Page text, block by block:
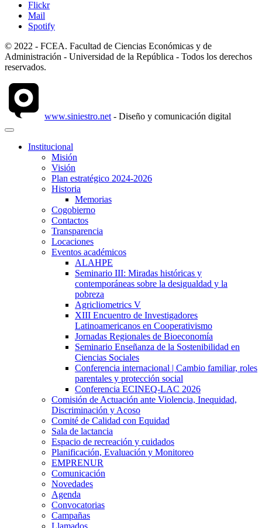
Flickr
Mail
Spotify
© 2022 - FCEA. Facultad de Ciencias Económicas y de
Administración - Universidad de la República - Todos los derechos
reservados.
www.siniestro.net - Diseño y comunicación digital
Institucional
Misión
Visión
Plan estratégico 2024-2026
Historia
Memorias
Cogobierno
Contactos
Transparencia
Locaciones
Eventos académicos
ALAHPE
Seminario III: Miradas históricas y
contemporáneas sobre la desigualdad y la
pobreza
Agricliometrics V
XIII Encuentro de Investigadores
Latinoamericanos en Cooperativismo
Jornadas Regionales de Bioeconomía
Seminario Enseñanza de la Sostenibilidad en
Ciencias Sociales
Conferencia internacional | Cambio familiar, roles
parentales y protección social
Conferencia ECINEQ-LAC 2026
Comisión de Actuación ante Violencia, Inequidad,
Discriminación y Acoso
Comité de Calidad con Equidad
Sala de lactancia
Espacio de recreación y cuidados
Planificación, Evaluación y Monitoreo
EMPRENUR
Comunicación
Novedades
Agenda
Convocatorias
Campañas
Llamados